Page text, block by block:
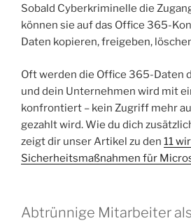
Sobald Cyberkriminelle die
können sie auf das Office 365-
Daten kopieren, freigeben,
Oft werden die Office 365-Daten
und dein Unternehmen wird mit
konfrontiert – kein Zugriff mehr
gezahlt wird. Wie du dich
zeigt dir unser Artikel zu den 11
Sicherheitsmaßnahmen für
Abtrünnige Mitarbeiter als